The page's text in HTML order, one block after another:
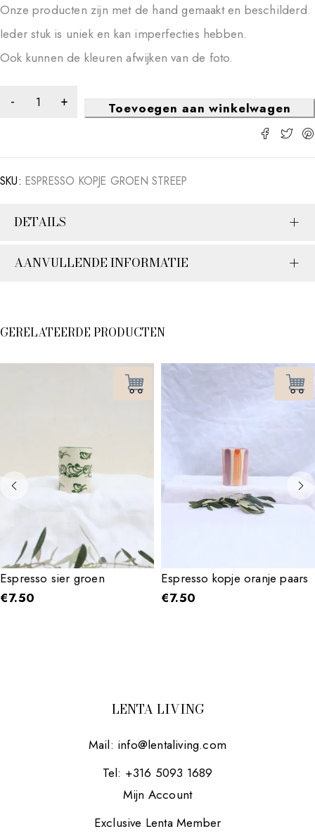
Onze producten zijn met de hand gemaakt en beschilderd.
Ieder stuk is uniek en kan imperfecties hebben.
Ook kunnen de kleuren afwijken van de foto.
Toevoegen aan winkelwagen
SKU: ESPRESSO KOPJE GROEN STREEP
DETAILS
AANVULLENDE INFORMATIE
GERELATEERDE PRODUCTEN
Espresso sier groen
€7.50
Espresso kopje oranje paars
€7.50
LENTA LIVING
Mail: info@lentaliving.com
Tel: +316 5093 1689
Mijn Account
Exclusive Lenta Member